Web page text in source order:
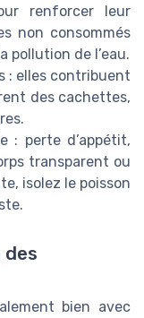
renforcer leur
non consommés
pollution de l’eau.
: elles contribuent
des cachettes,
: perte d’appétit,
transparent ou
isolez le poisson
bien avec